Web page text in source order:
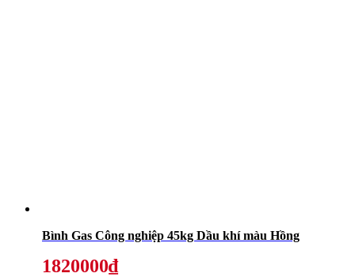
Bình Gas Công nghiệp 45kg Dầu khí màu Hồng
1820000₫